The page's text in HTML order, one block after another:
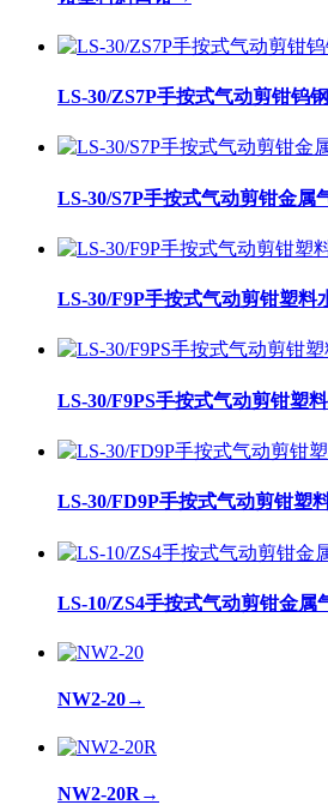
LS-30/ZS7P手按式气动剪钳钨
LS-30/S7P手按式气动剪钳金属
LS-30/F9P手按式气动剪钳塑料
LS-30/F9PS手按式气动剪钳塑
LS-30/FD9P手按式气动剪钳塑
LS-10/ZS4手按式气动剪钳金属
NW2-20→
NW2-20R →